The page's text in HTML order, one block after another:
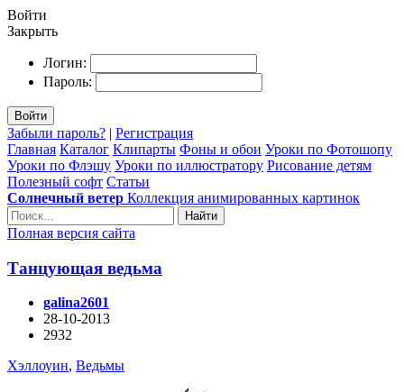
Войти
Закрыть
Логин:
Пароль:
Войти
Забыли пароль? | Регистрация
Главная Каталог Клипарты Фоны и обои Уроки по Фотошопу
Уроки по Флэшу Уроки по иллюстратору Рисование детям
Полезный софт Статьи
Солнечный ветер Коллекция анимированных картинок
Найти
Полная версия сайта
Танцующая ведьма
galina2601
28-10-2013
2932
Хэллоуин, Ведьмы